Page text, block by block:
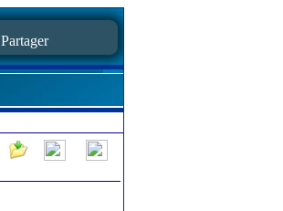
Partager